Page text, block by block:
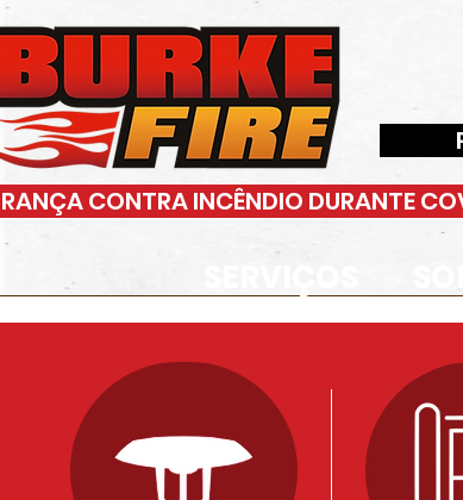
CONTRA INCÊNDIO DURANTE